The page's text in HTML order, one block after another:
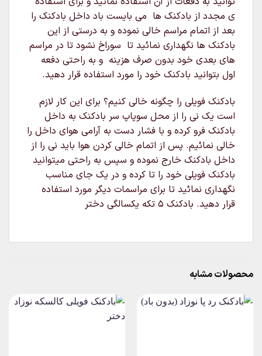
ی مجدد از بادکنک ها می بایست باد داخل بادکنک را
بعد از اتمام مراسم خالی نموده و به درستی از این
بادکنک ها نگهداری نمائید تا سوراخ نشود تا در مراسم
های بعدی خود بدون صرف هزینه و به راحتی دفعه
اول بتوانید بادکنک خود را مورد استفاده قرار دهید.
بادکنک فویلی را چگونه خالی کنیم؟ برای این کار لازم
است یک نی را از محل سوپاپ سر بادکنک به داخل
بادکنک فرو کرده و با فشار دست به آرامی هوای داخل را
خالی نمائیم. پس از اتمام خالی کردن هوا باید نی را از
داخل بادکنک خارج نموده و سپس به راحتی میتوانید
بادکنک فویلی خود را تا کرده و در یک جای مناسب
نگهداری نمائید تا برای مراسمات دیگر مورد استفاده
قرار دهید. بادکنک ۵ تکه یکسالگی دختر
محصولات مشابه